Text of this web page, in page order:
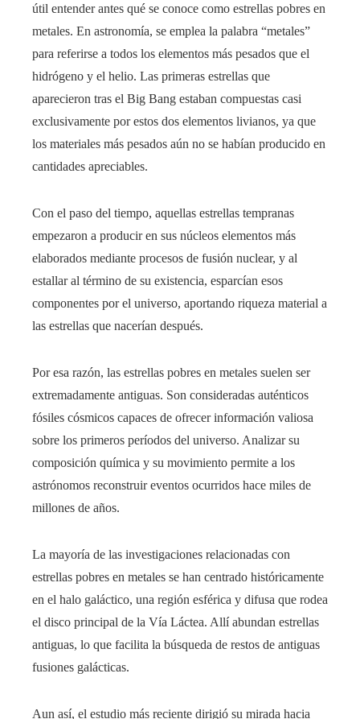
útil entender antes qué se conoce como estrellas pobres en
metales. En astronomía, se emplea la palabra “metales”
para referirse a todos los elementos más pesados que el
hidrógeno y el helio. Las primeras estrellas que
aparecieron tras el Big Bang estaban compuestas casi
exclusivamente por estos dos elementos livianos, ya que
los materiales más pesados aún no se habían producido en
cantidades apreciables.
Con el paso del tiempo, aquellas estrellas tempranas
empezaron a producir en sus núcleos elementos más
elaborados mediante procesos de fusión nuclear, y al
estallar al término de su existencia, esparcían esos
componentes por el universo, aportando riqueza material a
las estrellas que nacerían después.
Por esa razón, las estrellas pobres en metales suelen ser
extremadamente antiguas. Son consideradas auténticos
fósiles cósmicos capaces de ofrecer información valiosa
sobre los primeros períodos del universo. Analizar su
composición química y su movimiento permite a los
astrónomos reconstruir eventos ocurridos hace miles de
millones de años.
La mayoría de las investigaciones relacionadas con
estrellas pobres en metales se han centrado históricamente
en el halo galáctico, una región esférica y difusa que rodea
el disco principal de la Vía Láctea. Allí abundan estrellas
antiguas, lo que facilita la búsqueda de restos de antiguas
fusiones galácticas.
Aun así, el estudio más reciente dirigió su mirada hacia